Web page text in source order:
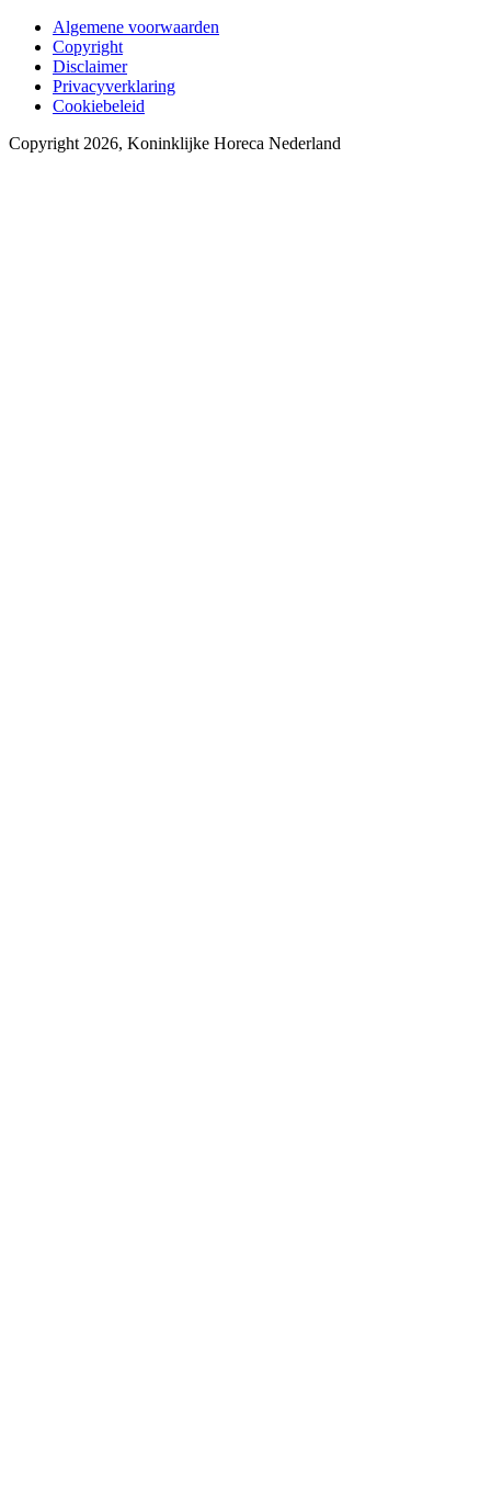
Algemene voorwaarden
Copyright
Disclaimer
Privacyverklaring
Cookiebeleid
Copyright 2026, Koninklijke Horeca Nederland